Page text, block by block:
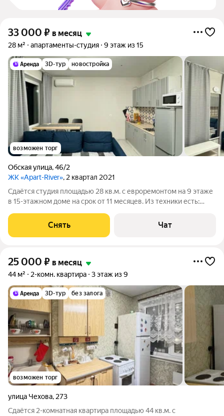
33 000 ₽ в месяц
28 м² апартаменты-студия 9 этаж из 15
3D-тур новостройка
возможен торг
Обская улица,46/2
ЖК «Apart-River», 2 квартал 2021
Сдаётся студия площадью 28 кв.м. с евроремонтом на 9 этаже
в 15-этажном доме на срок от 11 месяцев. Из техники есть:
Микроволновка Дом - кирпичный, окна выходят во двор. Есть
консьерж. В
Снять Чат
25 000 ₽ в месяц
44 м² 2-комн. квартира 3 этаж из 9
3D-тур без залога
возможен торг
улица Чехова, 273
Сдаётся 2-комнатная квартира площадью 44 кв.м. с